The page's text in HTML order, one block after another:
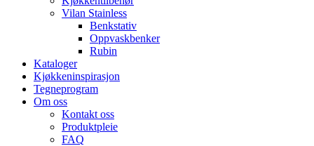
Vilan Stainless
Benkstativ
Oppvaskbenker
Rubin
Kataloger
Kjøkkeninspirasjon
Tegneprogram
Om oss
Kontakt oss
Produktpleie
FAQ